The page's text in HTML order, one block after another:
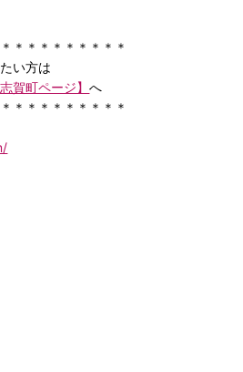
＊＊＊＊＊＊＊＊＊
い方は
賀町ページ】へ
＊＊＊＊＊＊＊＊＊